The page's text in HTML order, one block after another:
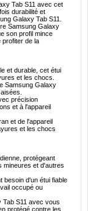
Tab S11 avec cet
durabilité et
Galaxy Tab S11.
Samsung Galaxy
son profil mince
profiter de la
et durable, cet étui
et les chocs.
Samsung Galaxy
précision
et à l'appareil
et de l'appareil
et les chocs
protégeant
mineures et d'autres
besoin d'un étui fiable
occupé ou
Tab S11 avec vous
protégé contre les